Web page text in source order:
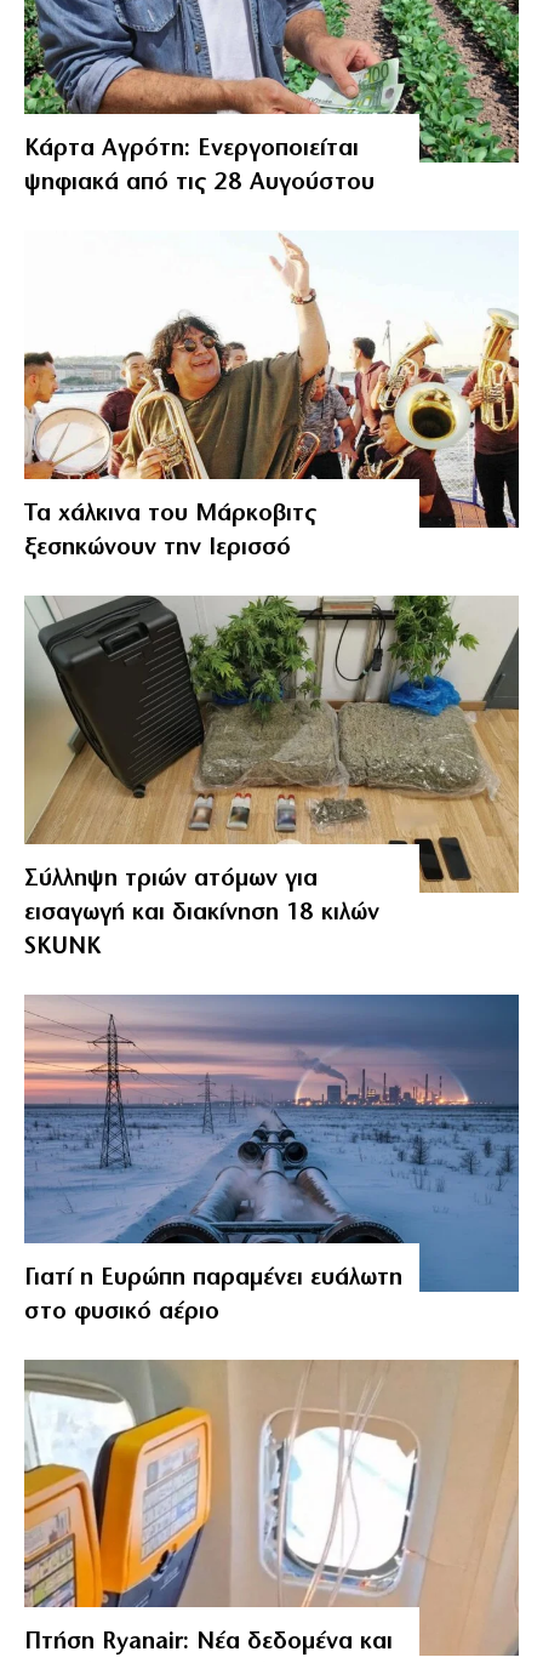
Κάρτα Αγρότη: Ενεργοποιείται
ψηφιακά από τις 28 Αυγούστου
Τα χάλκινα του Μάρκοβιτς
ξεσηκώνουν την Ιερισσό
Σύλληψη τριών ατόμων για
εισαγωγή και διακίνηση 18 κιλών
SKUNK
Γιατί η Ευρώπη παραμένει ευάλωτη
στο φυσικό αέριο
Πτήση Ryanair: Νέα δεδομένα και